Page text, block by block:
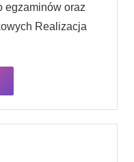
egzaminów oraz
Realizacja